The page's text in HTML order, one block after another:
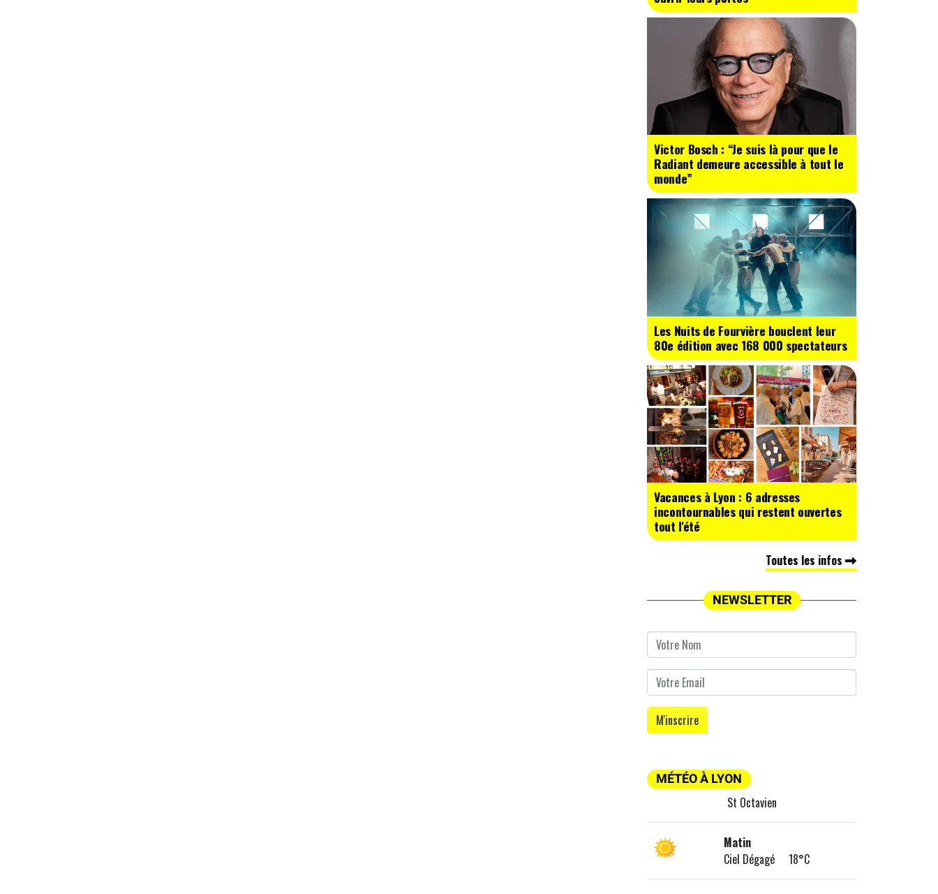
Victor Bosch : “Je suis là pour que le
Radiant demeure accessible à tout le
monde”
Les Nuits de Fourvière bouclent leur
80e édition avec 168 000 spectateurs
Vacances à Lyon : 6 adresses
incontournables qui restent ouvertes
tout l'été
Toutes les infos
NEWSLETTER
MÉTÉO À LYON
St Octavien
Matin
Ciel Dégagé 18°C